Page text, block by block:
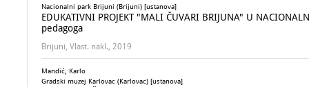
Nacionalni park Brijuni (Brijuni) [ustanova]
EDUKATIVNI PROJEKT "MALI ČUVARI BRIJUNA" U
pedagoga
Brijuni, Vlast. nakl., 2019
Mandić, Karlo
Gradski muzej Karlovac (Karlovac) [ustanova]